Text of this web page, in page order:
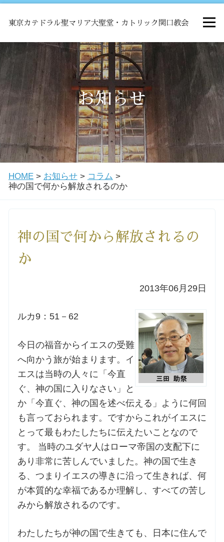
東京カテドラル聖マリア大聖堂・カトリック関口教会
HOME
ミサ
お知らせ
関口教会について
教会学校・中高生会
洗礼を希望される方
シスター中島の講座
教区カテキスタの講座
三田助祭の講座
オルガンメディテーション
お問合せ
交通・アクセス
ご利用にあたって
お知らせ
HOME> お知らせ> コラム >
神の国で何から解放されるのか
神の国で何から解放されるの
か
2013年06月29日
ルカ9：51－62
今日の福音からイエスの受難
へ向かう旅が始まります。イ
エスは当時の人々に「今直
ぐ、神の国に入りなさい」と
か「今直ぐ、神の国を述べ伝える」ように何回
も言っておられます。ですからこれがイエスに
とって最もわたしたちに伝えたいことなので
す。 当時のユダヤ人はローマ帝国の支配下に
あり非常に苦しんでいました。神の国で生き
る、つまりイエスの導きに沿って生きれば、何
が本質的な幸福であるか理解し、すべての苦し
みから解放されるのです。
わたしたちが神の国で生きても、日本に住んで